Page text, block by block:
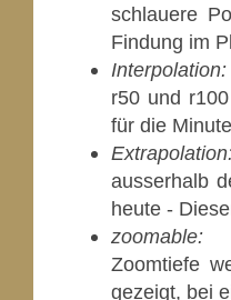
schlauere
Findung im
Interpolation:
r50 und
für die
ausserhalb
heute -
zoomable:
Zoomtiefe
gezeigt, bei